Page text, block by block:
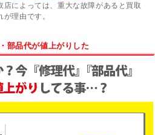
店によっては、重大な故障があると買取
理由です。
部品代が値上がりした